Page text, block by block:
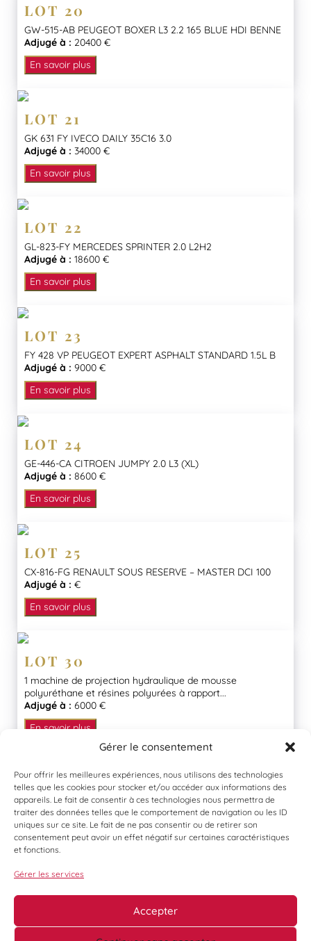
Gérer le consentement
Pour offrir les meilleures expériences, nous utilisons des technologies
telles que les cookies pour stocker et/ou accéder aux informations des
appareils. Le fait de consentir à ces technologies nous permettra de
traiter des données telles que le comportement de navigation ou les ID
uniques sur ce site. Le fait de ne pas consentir ou de retirer son
consentement peut avoir un effet négatif sur certaines caractéristiques
et fonctions.
Gérer les services
Accepter
LOT 20
GW-515-AB PEUGEOT BOXER L3 2.2 165 BLUE HDI BENNE
Adjugé à : 20400 €
En savoir plus
LOT 21
GK 631 FY IVECO DAILY 35C16 3.0
Adjugé à : 34000 €
En savoir plus
LOT 22
GL-823-FY MERCEDES SPRINTER 2.0 L2H2
Adjugé à : 18600 €
En savoir plus
LOT 23
FY 428 VP PEUGEOT EXPERT ASPHALT STANDARD 1.5L B
Adjugé à : 9000 €
En savoir plus
LOT 24
GE-446-CA CITROEN JUMPY 2.0 L3 (XL)
Adjugé à : 8600 €
En savoir plus
LOT 25
CX-816-FG RENAULT SOUS RESERVE – MASTER DCI 100
Adjugé à : €
En savoir plus
LOT 30
1 machine de projection hydraulique de mousse
polyuréthane et résines polyurées à rapport...
Adjugé à : 6000 €
En savoir plus